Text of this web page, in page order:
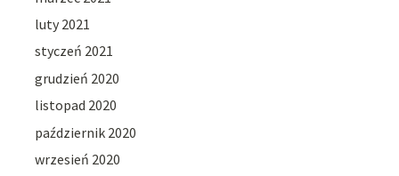
luty 2021
styczeń 2021
grudzień 2020
listopad 2020
październik 2020
wrzesień 2020